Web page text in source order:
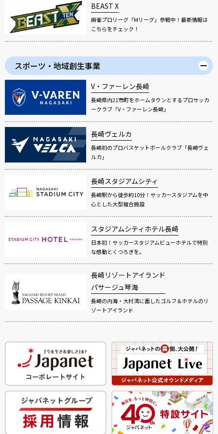
BEAST X
麻雀プロリーグ「Mリーグ」参戦中！最新情報は
こちらをチェック！
スポーツ・地域創生事業
V・ファーレン長崎
長崎県内21市町をホームタウンとするプロサッカ
ークラブ「V・ファーレン長崎」
長崎ヴェルカ
長崎初のプロバスケットボールクラブ「長崎ヴェ
ルカ」
長崎スタジアムシティ
長崎駅から徒歩約10分！サッカースタジアムを中
心とした大型複合施設
スタジアムシティホテル長崎
日本初！サッカースタジアムビューホテルで特別
な感動とくつろぎを。
長崎リゾートアイランド
パサージュ琴海
長崎の内海・大村湾に面したゴルフ＆ホテルのリ
ゾートアイランド